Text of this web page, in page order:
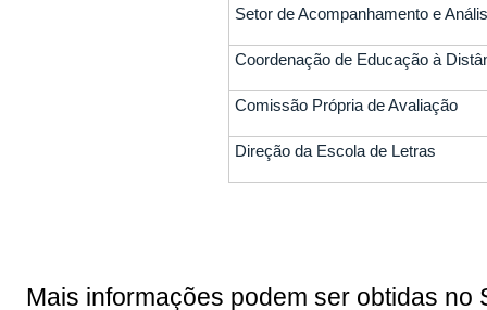
Setor de Acompanhamento e
Coordenação de Educação à
Comissão Própria de Avaliação
Direção da Escola de Letras
Mais informações podem ser obtidas no